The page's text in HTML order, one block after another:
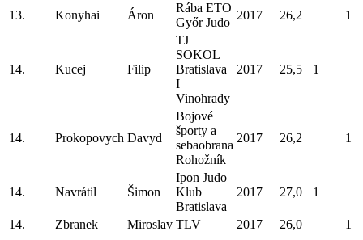
13. Konyhai Áron
Rába ETO
Győr Judo
2017 26,2 1
14. Kucej Filip
TJ
SOKOL
Bratislava
I
Vinohrady
2017 25,5 1
14. Prokopovych Davyd
Bojové
športy a
sebaobrana
Rohožník
2017 26,2 1
14. Navrátil Šimon
Ipon Judo
Klub
Bratislava
2017 27,0 1
14. Zbranek Miroslav TLV 2017 26,0 1